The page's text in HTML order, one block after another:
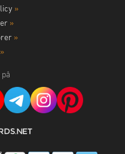
»
»
»
»